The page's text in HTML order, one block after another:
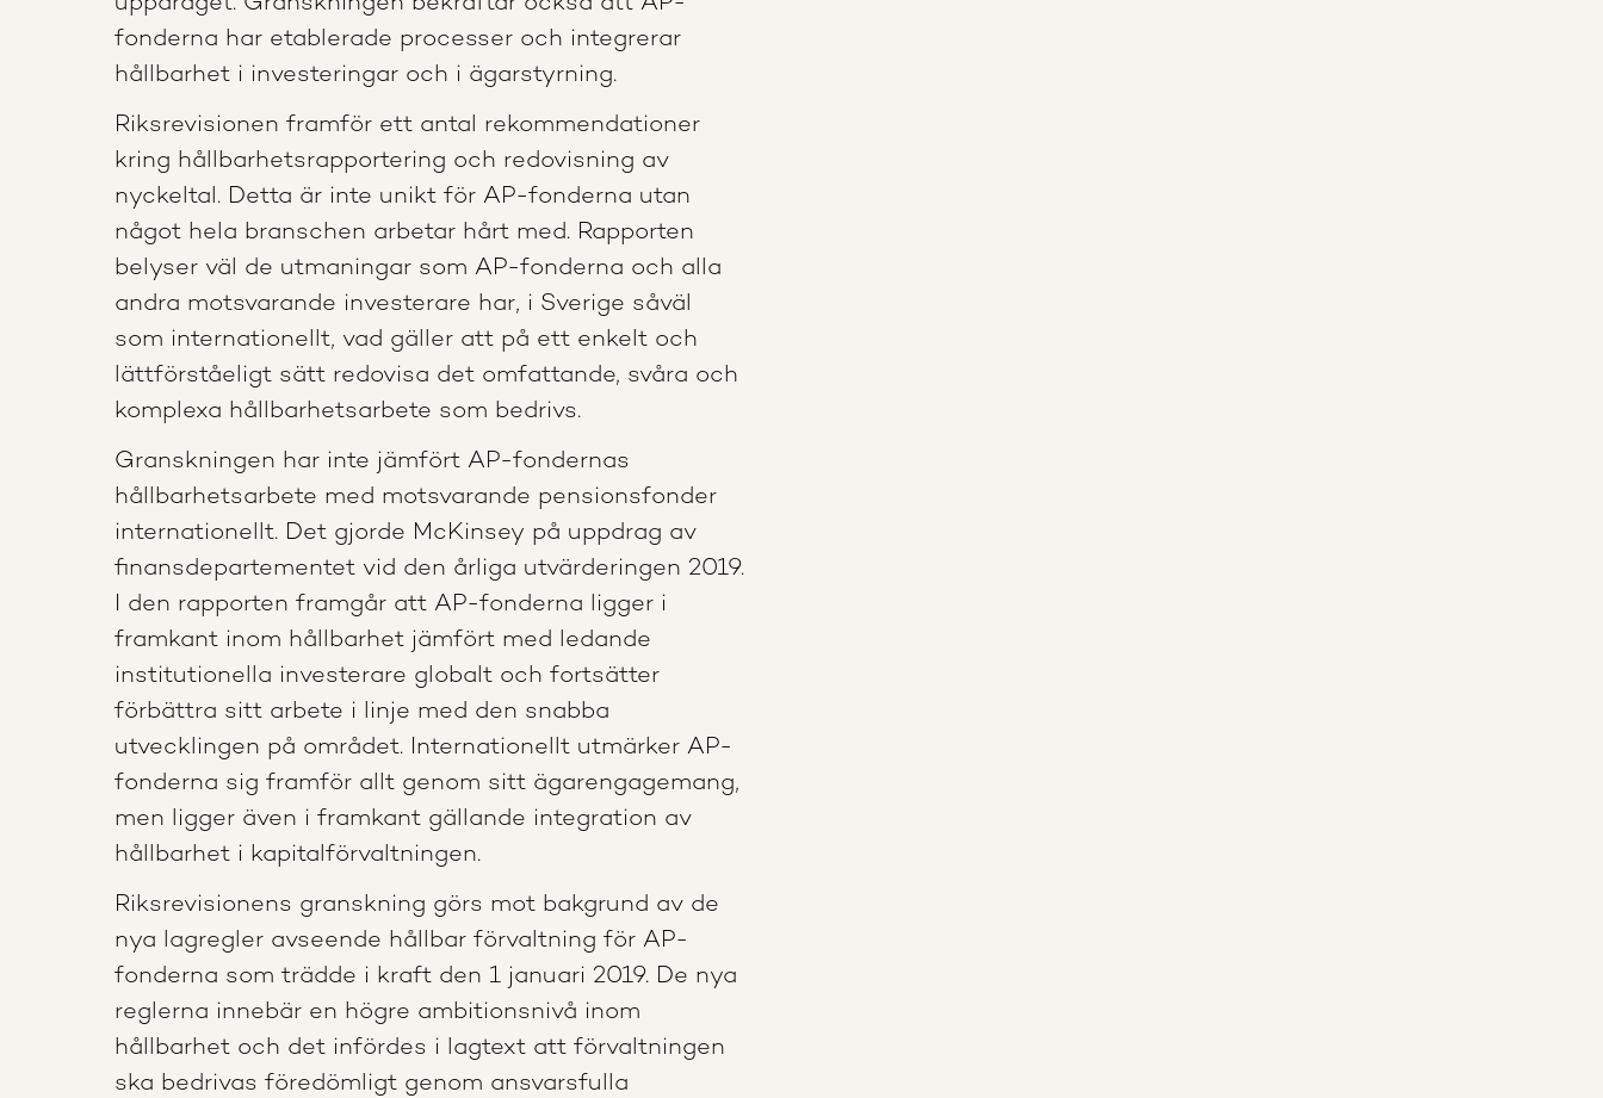
fonderna har etablerade processer och integrerar
hållbarhet i investeringar och i ägarstyrning.
Riksrevisionen framför ett antal rekommendationer
kring hållbarhetsrapportering och redovisning av
nyckeltal. Detta är inte unikt för AP-fonderna utan
något hela branschen arbetar hårt med. Rapporten
belyser väl de utmaningar som AP-fonderna och alla
andra motsvarande investerare har, i Sverige såväl
som internationellt, vad gäller att på ett enkelt och
lättförståeligt sätt redovisa det omfattande, svåra och
komplexa hållbarhetsarbete som bedrivs.
Granskningen har inte jämfört AP-fondernas
hållbarhetsarbete med motsvarande pensionsfonder
internationellt. Det gjorde McKinsey på uppdrag av
finansdepartementet vid den årliga utvärderingen 2019.
I den rapporten framgår att AP-fonderna ligger i
framkant inom hållbarhet jämfört med ledande
institutionella investerare globalt och fortsätter
förbättra sitt arbete i linje med den snabba
utvecklingen på området. Internationellt utmärker AP-
fonderna sig framför allt genom sitt ägarengagemang,
men ligger även i framkant gällande integration av
hållbarhet i kapitalförvaltningen.
Riksrevisionens granskning görs mot bakgrund av de
nya lagregler avseende hållbar förvaltning för AP-
fonderna som trädde i kraft den 1 januari 2019. De nya
reglerna innebär en högre ambitionsnivå inom
hållbarhet och det infördes i lagtext att förvaltningen
ska bedrivas föredömligt genom ansvarsfulla